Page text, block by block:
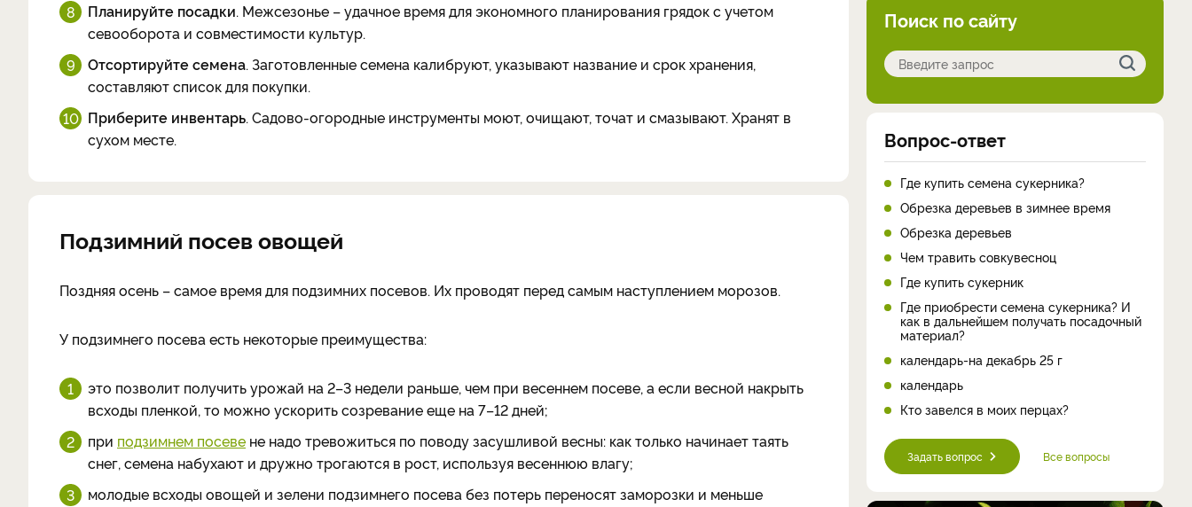
Планируйте посадки. Межсезонье – удачное время для экономного планирования грядок с учетом
севооборота и совместимости культур.
Отсортируйте семена. Заготовленные семена калибруют, указывают название и срок хранения,
составляют список для покупки.
Приберите инвентарь. Садово-огородные инструменты моют, очищают, точат и смазывают. Хранят в
сухом месте.
Подзимний посев овощей
Поздняя осень – самое время для подзимних посевов. Их проводят перед самым наступлением морозов.
У подзимнего посева есть некоторые преимущества:
это позволит получить урожай на 2–3 недели раньше, чем при весеннем посеве, а если весной накрыть
всходы пленкой, то можно ускорить созревание еще на 7–12 дней;
при подзимнем посеве не надо тревожиться по поводу засушливой весны: как только начинает таять
снег, семена набухают и дружно трогаются в рост, используя весеннюю влагу;
молодые всходы овощей и зелени подзимнего посева без потерь переносят заморозки и меньше
Поиск по сайту
Вопрос-ответ
Где купить семена сукерника?
Обрезка деревьев в зимнее время
Обрезка деревьев
Чем травить совкувесноц
Где купить сукерник
Где приобрести семена сукерника? И
как в дальнейшем получать посадочный
материал?
календарь-на декабрь 25 г
календарь
Кто завелся в моих перцах?
Задать вопрос Все вопросы